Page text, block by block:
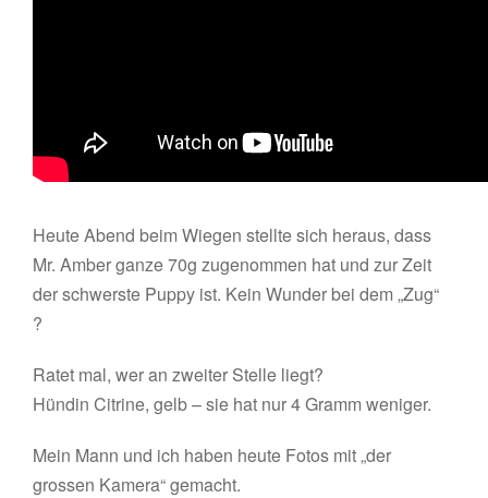
Heute Abend beim Wiegen stellte sich heraus, dass
Mr. Amber ganze 70g zugenommen hat und zur Zeit
der schwerste Puppy ist. Kein Wunder bei dem „Zug“
?
Ratet mal, wer an zweiter Stelle liegt?
Hündin Citrine, gelb – sie hat nur 4 Gramm weniger.
Mein Mann und ich haben heute Fotos mit „der
grossen Kamera“ gemacht.